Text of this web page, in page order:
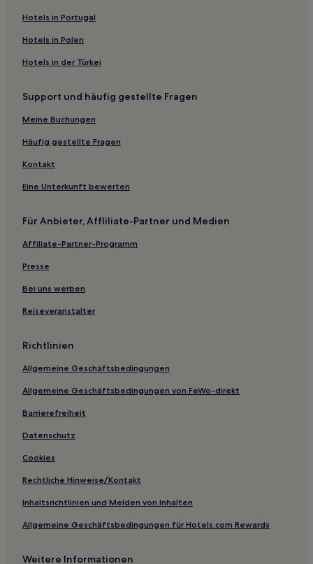
5-Sterne-Hotels in Kalim Beach
4-Sterne-Hotels in Kalim Beach
4-Sterne-Hotels in Chalong
4-Sterne-Hotels in Hua Beach
4-Sterne-Hotels in Ratsada
5-Sterne-Hotels in Strand Ao Sane
3-Sterne-Hotels in Strand von Panwa
5-Sterne-Hotels in Strand von Panwa
3-Sterne-Hotels in Altstadt von Phuket
2-Sterne-Hotels in Altstadt von Phuket
Rawai Hotels
Karon Hotels
Hotels nahe Black Rock Aussichtspunkt
Hotels nahe Naiharn-See
Hotels nahe Kreisverkehr Karon Beach
Hotels nahe Karon View Point
Hotels nahe Kata Beach
Hotels nahe Strand von Kata Noi
Hotels nahe Wat Chalong
Hotel-Resorts in Kata
Aparthotels in Kata
Hotel-Resorts in Rawai
Hotels in Portugal
Hotels in Polen
Hotels in der Türkei
Support und häufig gestellte Fragen
Meine Buchungen
Häufig gestellte Fragen
Kontakt
Eine Unterkunft bewerten
Für Anbieter, Affliliate-Partner und Medien
Affiliate-Partner-Programm
Presse
Bei uns werben
Reiseveranstalter
Richtlinien
Allgemeine Geschäftsbedingungen
Allgemeine Geschäftsbedingungen von FeWo-direkt
Barrierefreiheit
Datenschutz
Cookies
Rechtliche Hinweise/Kontakt
Inhaltsrichtlinien und Melden von Inhalten
Allgemeine Geschäftsbedingungen für Hotels.com Rewards
Weitere Informationen